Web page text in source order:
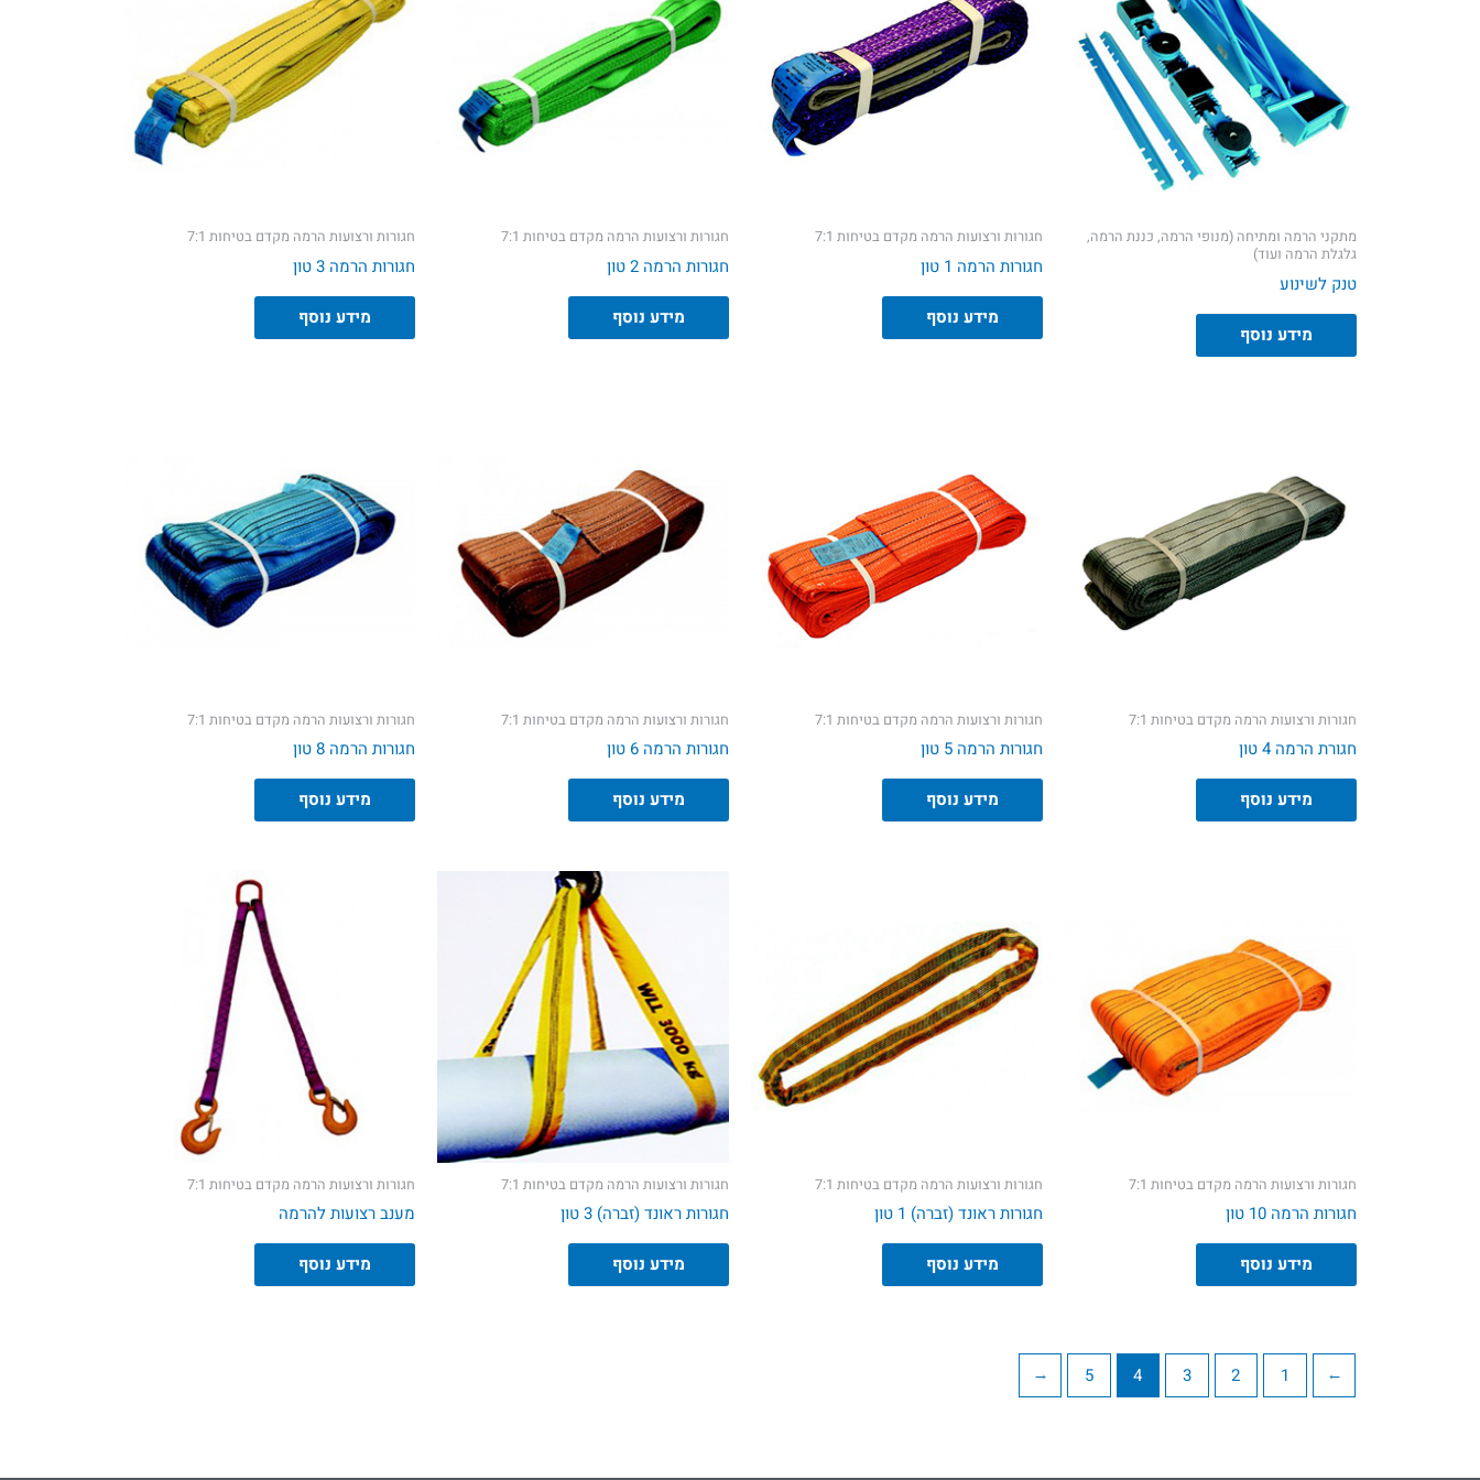
מתקני הרמה ומתיחה (מנופי הרמה, כננת הרמה,
גלגלת הרמה ועוד)
טנק לשינוע
מידע נוסף
חגורות ורצועות הרמה מקדם בטיחות 7:1
חגורות הרמה 1 טון
מידע נוסף
חגורות ורצועות הרמה מקדם בטיחות 7:1
חגורות הרמה 2 טון
מידע נוסף
חגורות ורצועות הרמה מקדם בטיחות 7:1
חגורות הרמה 3 טון
מידע נוסף
חגורות ורצועות הרמה מקדם בטיחות 7:1
חגורת הרמה 4 טון
מידע נוסף
חגורות ורצועות הרמה מקדם בטיחות 7:1
חגורות הרמה 5 טון
מידע נוסף
חגורות ורצועות הרמה מקדם בטיחות 7:1
חגורות הרמה 6 טון
מידע נוסף
חגורות ורצועות הרמה מקדם בטיחות 7:1
חגורות הרמה 8 טון
מידע נוסף
חגורות ורצועות הרמה מקדם בטיחות 7:1
חגורות הרמה 10 טון
מידע נוסף
חגורות ורצועות הרמה מקדם בטיחות 7:1
חגורות ראונד (זברה) 1 טון
מידע נוסף
חגורות ורצועות הרמה מקדם בטיחות 7:1
חגורות ראונד (זברה) 3 טון
מידע נוסף
חגורות ורצועות הרמה מקדם בטיחות 7:1
מענב רצועות להרמה
מידע נוסף
→
1
2
3
4
5
←